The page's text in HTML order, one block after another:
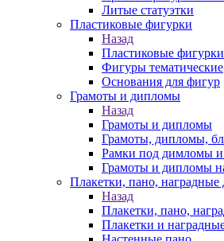
Литые статуэтки
Пластиковые фигурки
Назад
Пластиковые фигурки
Фигуры тематические
Основания для фигур
Грамоты и дипломы
Назад
Грамоты и дипломы
Грамоты, дипломы,
Рамки под димломы
Грамоты и дипломы
Плакетки, пано, наградные
Назад
Плакетки, пано,
Плакетки и